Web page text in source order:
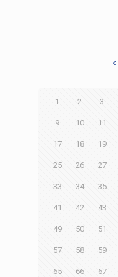
1 2 3
9 10 11
17 18 19
25 26 27
33 34 35
41 42 43
49 50 51
57 58 59
65 66 67